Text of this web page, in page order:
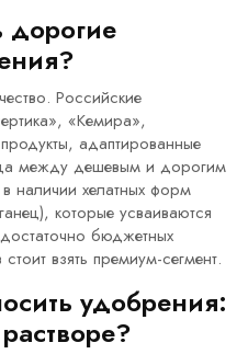
дорогие
Российские
«Кемира»,
адаптированные
между дешевым и дорогим
наличии хелатных форм
которые усваиваются
бюджетных
взять премиум-сегмент.
удобрения: